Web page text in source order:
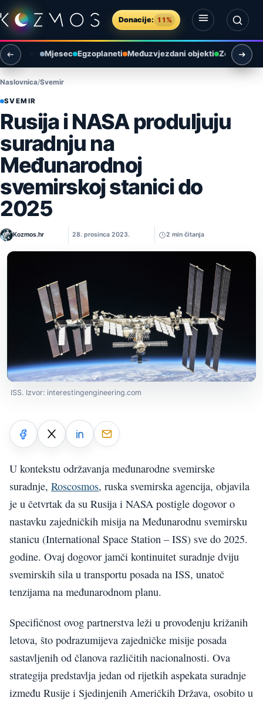
Preskoči na sadržaj
Donacije: 11%
Otvori izbornik
Otvori pretragu
Mjesec Egzoplaneti Međuzvjezdani objekti Zemlja i
Naslovnica Svemir
SVEMIR
Rusija i NASA produljuju
suradnju na
Međunarodnoj
svemirskoj stanici do
2025
Kozmos.hr 28. prosinca 2023. 2 min čitanja
ISS. Izvor: interestingengineering.com
U kontekstu održavanja međunarodne svemirske
suradnje, Roscosmos, ruska svemirska agencija, objavila
je u četvrtak da su Rusija i NASA postigle dogovor o
nastavku zajedničkih misija na Međunarodnu svemirsku
stanicu (International Space Station – ISS) sve do 2025.
godine. Ovaj dogovor jamči kontinuitet suradnje dviju
svemirskih sila u transportu posada na ISS, unatoč
tenzijama na međunarodnom planu.
Specifičnost ovog partnerstva leži u provođenju križanih
letova, što podrazumijeva zajedničke misije posada
sastavljenih od članova različitih nacionalnosti. Ova
strategija predstavlja jedan od rijetkih aspekata suradnje
između Rusije i Sjedinjenih Američkih Država, osobito u